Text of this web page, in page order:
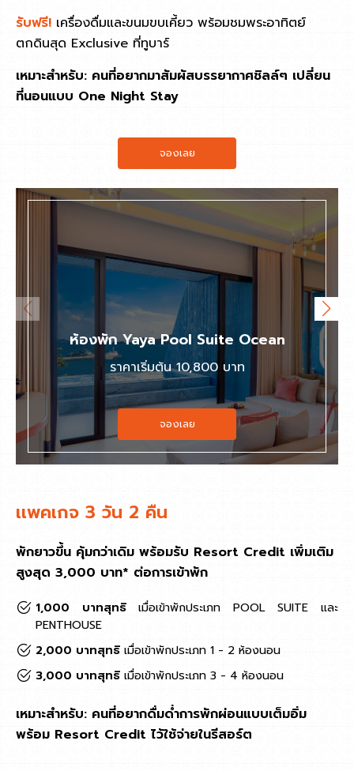
รับฟรี! เครื่องดื่มและขนมขบเคี้ยว พร้อมชมพระอาทิตย์
ตกดินสุด Exclusive ที่ทูบาร์
เหมาะสำหรับ: คนที่อยากมาสัมผัสบรรยากาศชิลล์ๆ เปลี่ยน
ที่นอนแบบ One Night Stay
จองเลย
ห้องพัก Yaya Pool Suite Ocean
ราคาเริ่มต้น 10,800 บาท
จองเลย
เเพคเกจ 3 วัน 2 คืน
พักยาวขึ้น คุ้มกว่าเดิม พร้อมรับ Resort Credit เพิ่มเติม
สูงสุด 3,000 บาท* ต่อการเข้าพัก
1,000 บาทสุทธิเมื่อเข้าพักประเภท POOL SUITE และ
PENTHOUSE
2,000 บาทสุทธิ เมื่อเข้าพักประเภท 1 - 2 ห้องนอน
3,000 บาทสุทธิ เมื่อเข้าพักประเภท 3 - 4 ห้องนอน
เหมาะสำหรับ: คนที่อยากดื่มด่ำการพักผ่อนแบบเต็มอิ่ม
พร้อม Resort Credit ไว้ใช้จ่ายในรีสอร์ต